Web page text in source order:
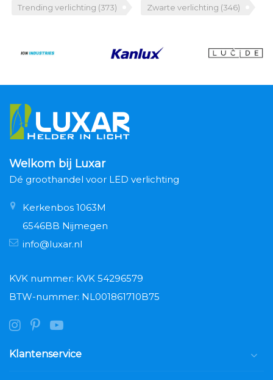
Trending verlichting (373) Zwarte verlichting (346)
Welkom bij Luxar
Dé groothandel voor LED verlichting
Kerkenbos 1063M
6546BB Nijmegen
info@luxar.nl
KVK nummer: KVK 54296579
BTW-nummer: NL001861710B75
Klantenservice